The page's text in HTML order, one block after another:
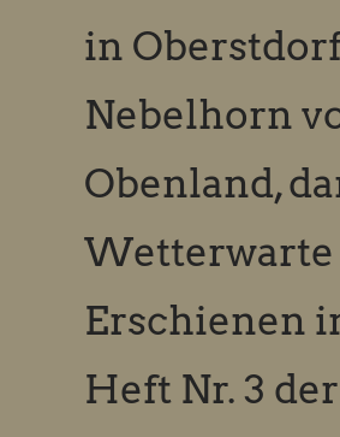
in
Nebelhorn
Obenland,
Wetterwarte
Erschienen
Heft Nr. 3